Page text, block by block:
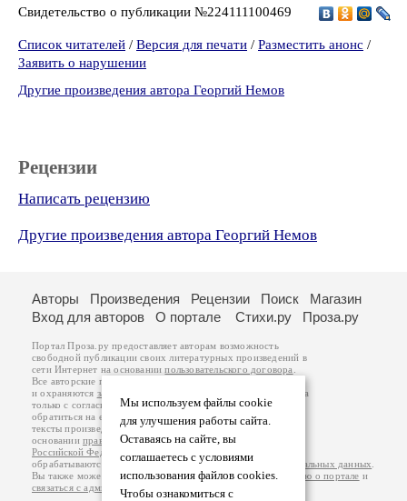
Свидетельство о публикации №224111100469
Список читателей / Версия для печати / Разместить анонс /
Заявить о нарушении
Другие произведения автора Георгий Немов
Рецензии
Написать рецензию
Другие произведения автора Георгий Немов
Мы используем файлы cookie
для улучшения работы сайта.
Оставаясь на сайте, вы
соглашаетесь с условиями
использования файлов cookies.
Чтобы ознакомиться с
Авторы Произведения Рецензии Поиск
Магазин
Вход для авторов
О портале Стихи.ру Проза.ру
Портал Проза.ру предоставляет авторам возможность
свободной публикации своих литературных произведений в
сети Интернет на основаниипользовательского договора
Все авторские права на произведения принадлежат авторам
и охраняются законом
. Перепечатка произведений возможна
только с согласия его автора, к которому вы можете
обратиться на его авторской странице. Ответственность за
тексты произведений авторы несут самостоятельно на
основанииправил публикацииизаконодательства
Российской Федерации
обрабатываются на основанииПолитики обработки персональных данных
Вы также можете посмотреть более подробнуюинформацию о портале и
связаться с администрацией